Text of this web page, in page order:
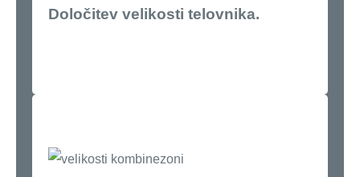
Določitev velikosti telovnika.